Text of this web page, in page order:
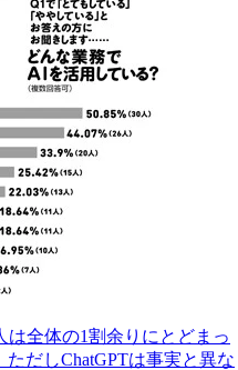
全体の1割余りにとどまっ
だしChatGPTは事実と異な